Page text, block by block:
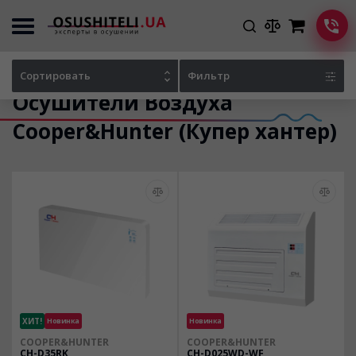
Осушители Воздуха
Cooper&Hunter (Купер хантер)
Сортировать Фильтр
ХИТ! Новинка
COOPER&HUNTER
CH-D35RK
Новинка
COOPER&HUNTER
CH-D025WD-WF